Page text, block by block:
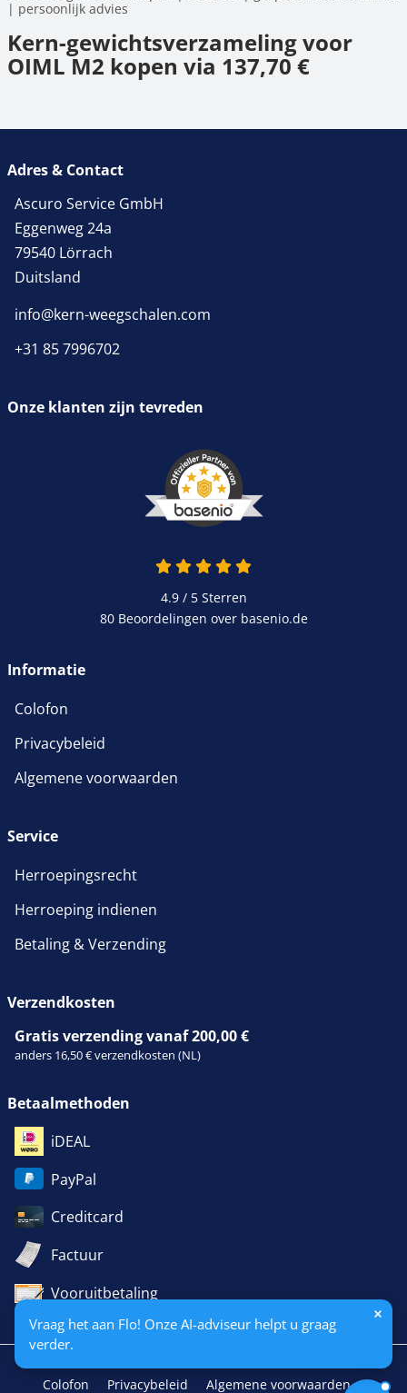
| persoonlijk advies
Kern-gewichtsverzameling voor
OIML M2 kopen via 137,70 €
Vraag het aan Flo! Onze AI-adviseur helpt u graag
verder.
Adres & Contact
Ascuro Service GmbH
Eggenweg 24a
79540 Lörrach
Duitsland
info@kern-weegschalen.com
+31 85 7996702
Onze klanten zijn tevreden
4.9 / 5Sterren
80 Beoordelingen over basenio.de
Informatie
Colofon
Privacybeleid
Algemene voorwaarden
Service
Herroepingsrecht
Herroeping indienen
Betaling & Verzending
Verzendkosten
Gratis verzending vanaf 200,00 €
anders 16,50 € verzendkosten (NL)
Betaalmethoden
iDEAL
PayPal
Creditcard
Factuur
Vooruitbetaling
Colofon Privacybeleid Algemene voorwaarden